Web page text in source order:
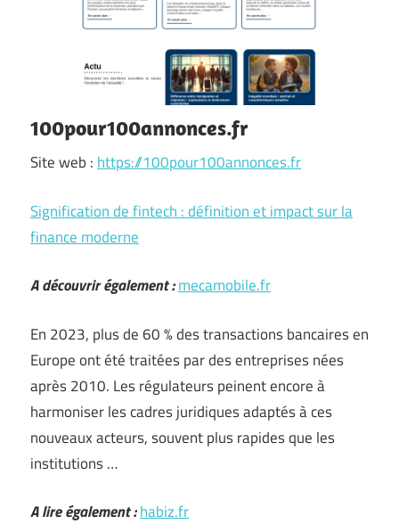
100pour100annonces.fr
Site web : https://100pour100annonces.fr
Signification de fintech : définition et impact sur la
finance moderne
A découvrir également :mecamobile.fr
En 2023, plus de 60 % des transactions bancaires en
Europe ont été traitées par des entreprises nées
après 2010. Les régulateurs peinent encore à
harmoniser les cadres juridiques adaptés à ces
nouveaux acteurs, souvent plus rapides que les
institutions …
A lire également :habiz.fr